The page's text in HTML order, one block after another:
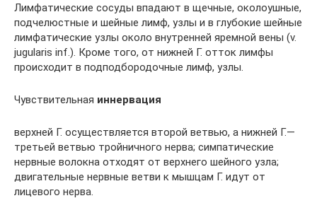
Лимфатические сосуды впадают в щечные, околоушные,
подчелюстные и шейные лимф, узлы и в глубокие шейные
лимфатические узлы около внутренней яремной вены (v.
jugularis inf.). Кроме того, от нижней Г. отток лимфы
происходит в подподбородочные лимф, узлы.
Чувствительная иннервация
верхней Г. осуществляется второй ветвью, а нижней Г.—
третьей ветвью тройничного нерва; симпатические
нервные волокна отходят от верхнего шейного узла;
двигательные нервные ветви к мышцам Г. идут от
лицевого нерва.